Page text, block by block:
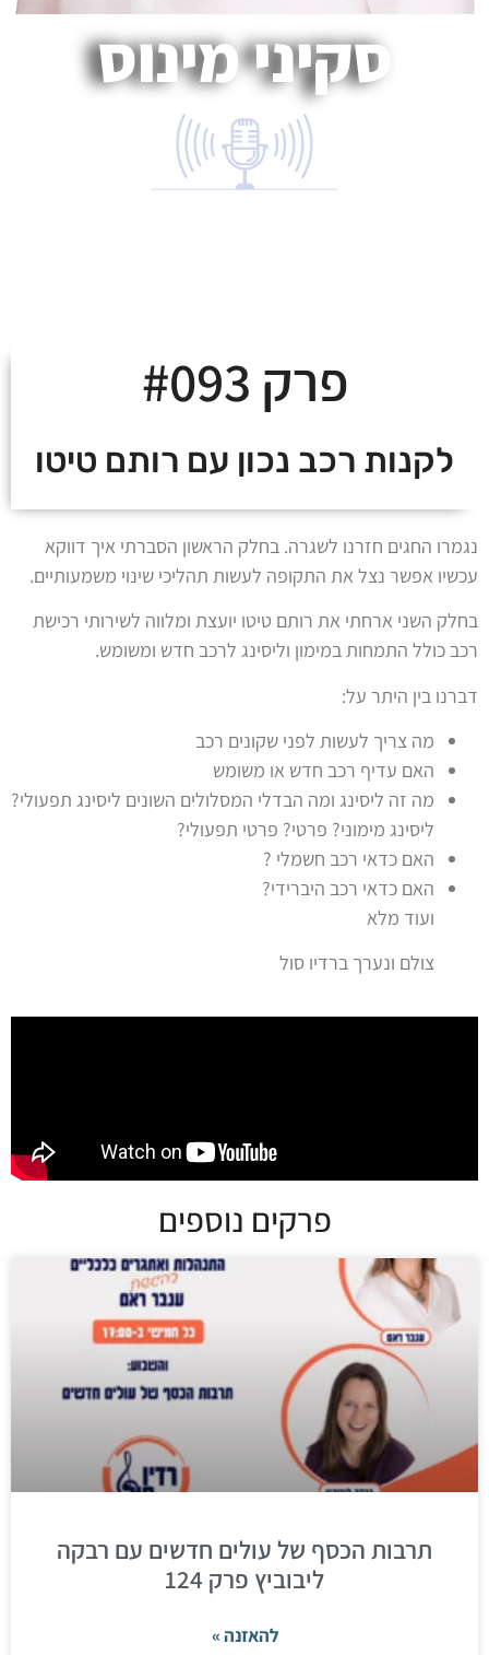
סקיני מינוס
פרק #093
לקנות רכב נכון עם רותם טיטו
נגמרו החגים חזרנו לשגרה. בחלק הראשון הסברתי איך דווקא
עכשיו אפשר נצל את התקופה לעשות תהליכי שינוי משמעותיים.
בחלק השני ארחתי את רותם טיטו יועצת ומלווה לשירותי רכישת
רכב כולל התמחות במימון וליסינג לרכב חדש ומשומש.
דברנו בין היתר על:
מה צריך לעשות לפני שקונים רכב
האם עדיף רכב חדש או משומש
מה זה ליסינג ומה הבדלי המסלולים השונים ליסינג תפעולי?
ליסינג מימוני? פרטי? פרטי תפעולי?
האם כדאי רכב חשמלי ?
האם כדאי רכב היברידי?
ועוד מלא
צולם ונערך ברדיו סול
פרקים נוספים
תרבות הכסף של עולים חדשים עם רבקה
ליבוביץ פרק 124
להאזנה »